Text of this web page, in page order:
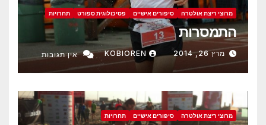
מרוצי ריצת אולטרה סיפורים אישיים פסיכולוגית ספורט תחרויות
התמסרות
מרץ 26, 2014 KOBIOREN אין תגובות
מרוצי ריצת אולטרה סיפורים אישיים תחרויות